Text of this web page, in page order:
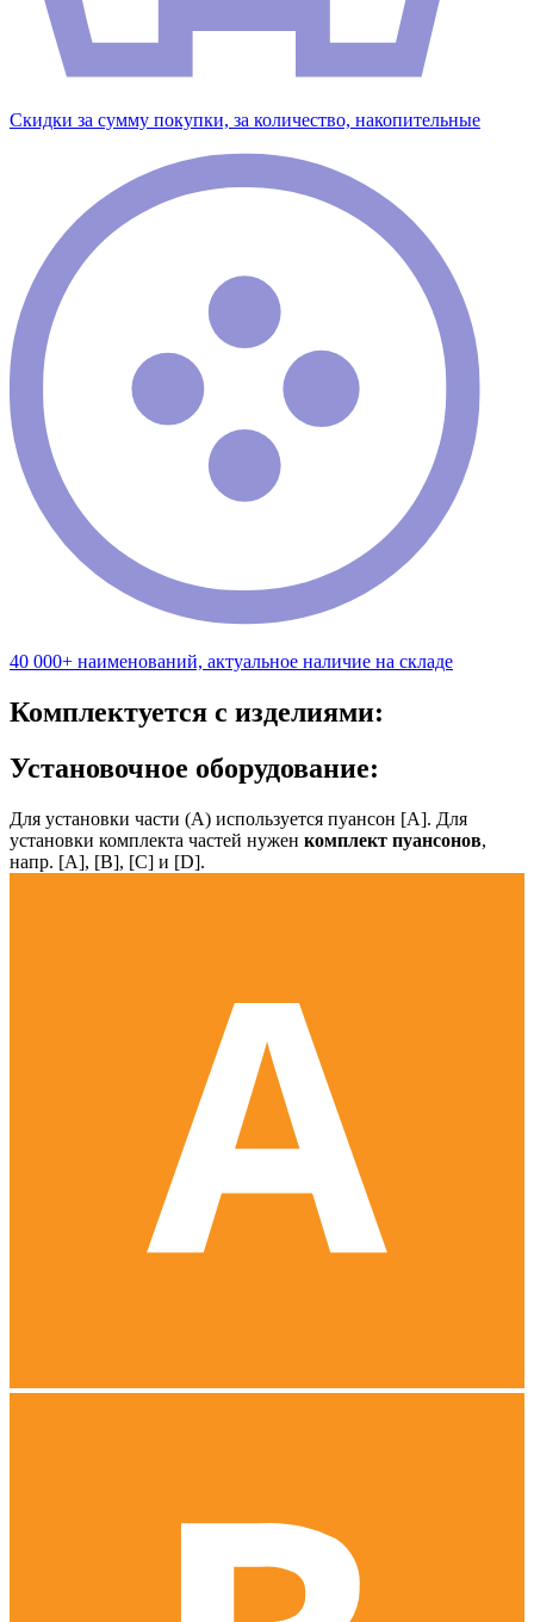
Скидки за сумму покупки, за количество, накопительные
40 000+ наименований, актуальное наличие на складе
Комплектуется с изделиями:
Установочное оборудование:
Для установки части (А) используется пуансон [А]. Для
установки комплекта частей нужен комплект пуансонов,
напр. [А], [B], [С] и [D].